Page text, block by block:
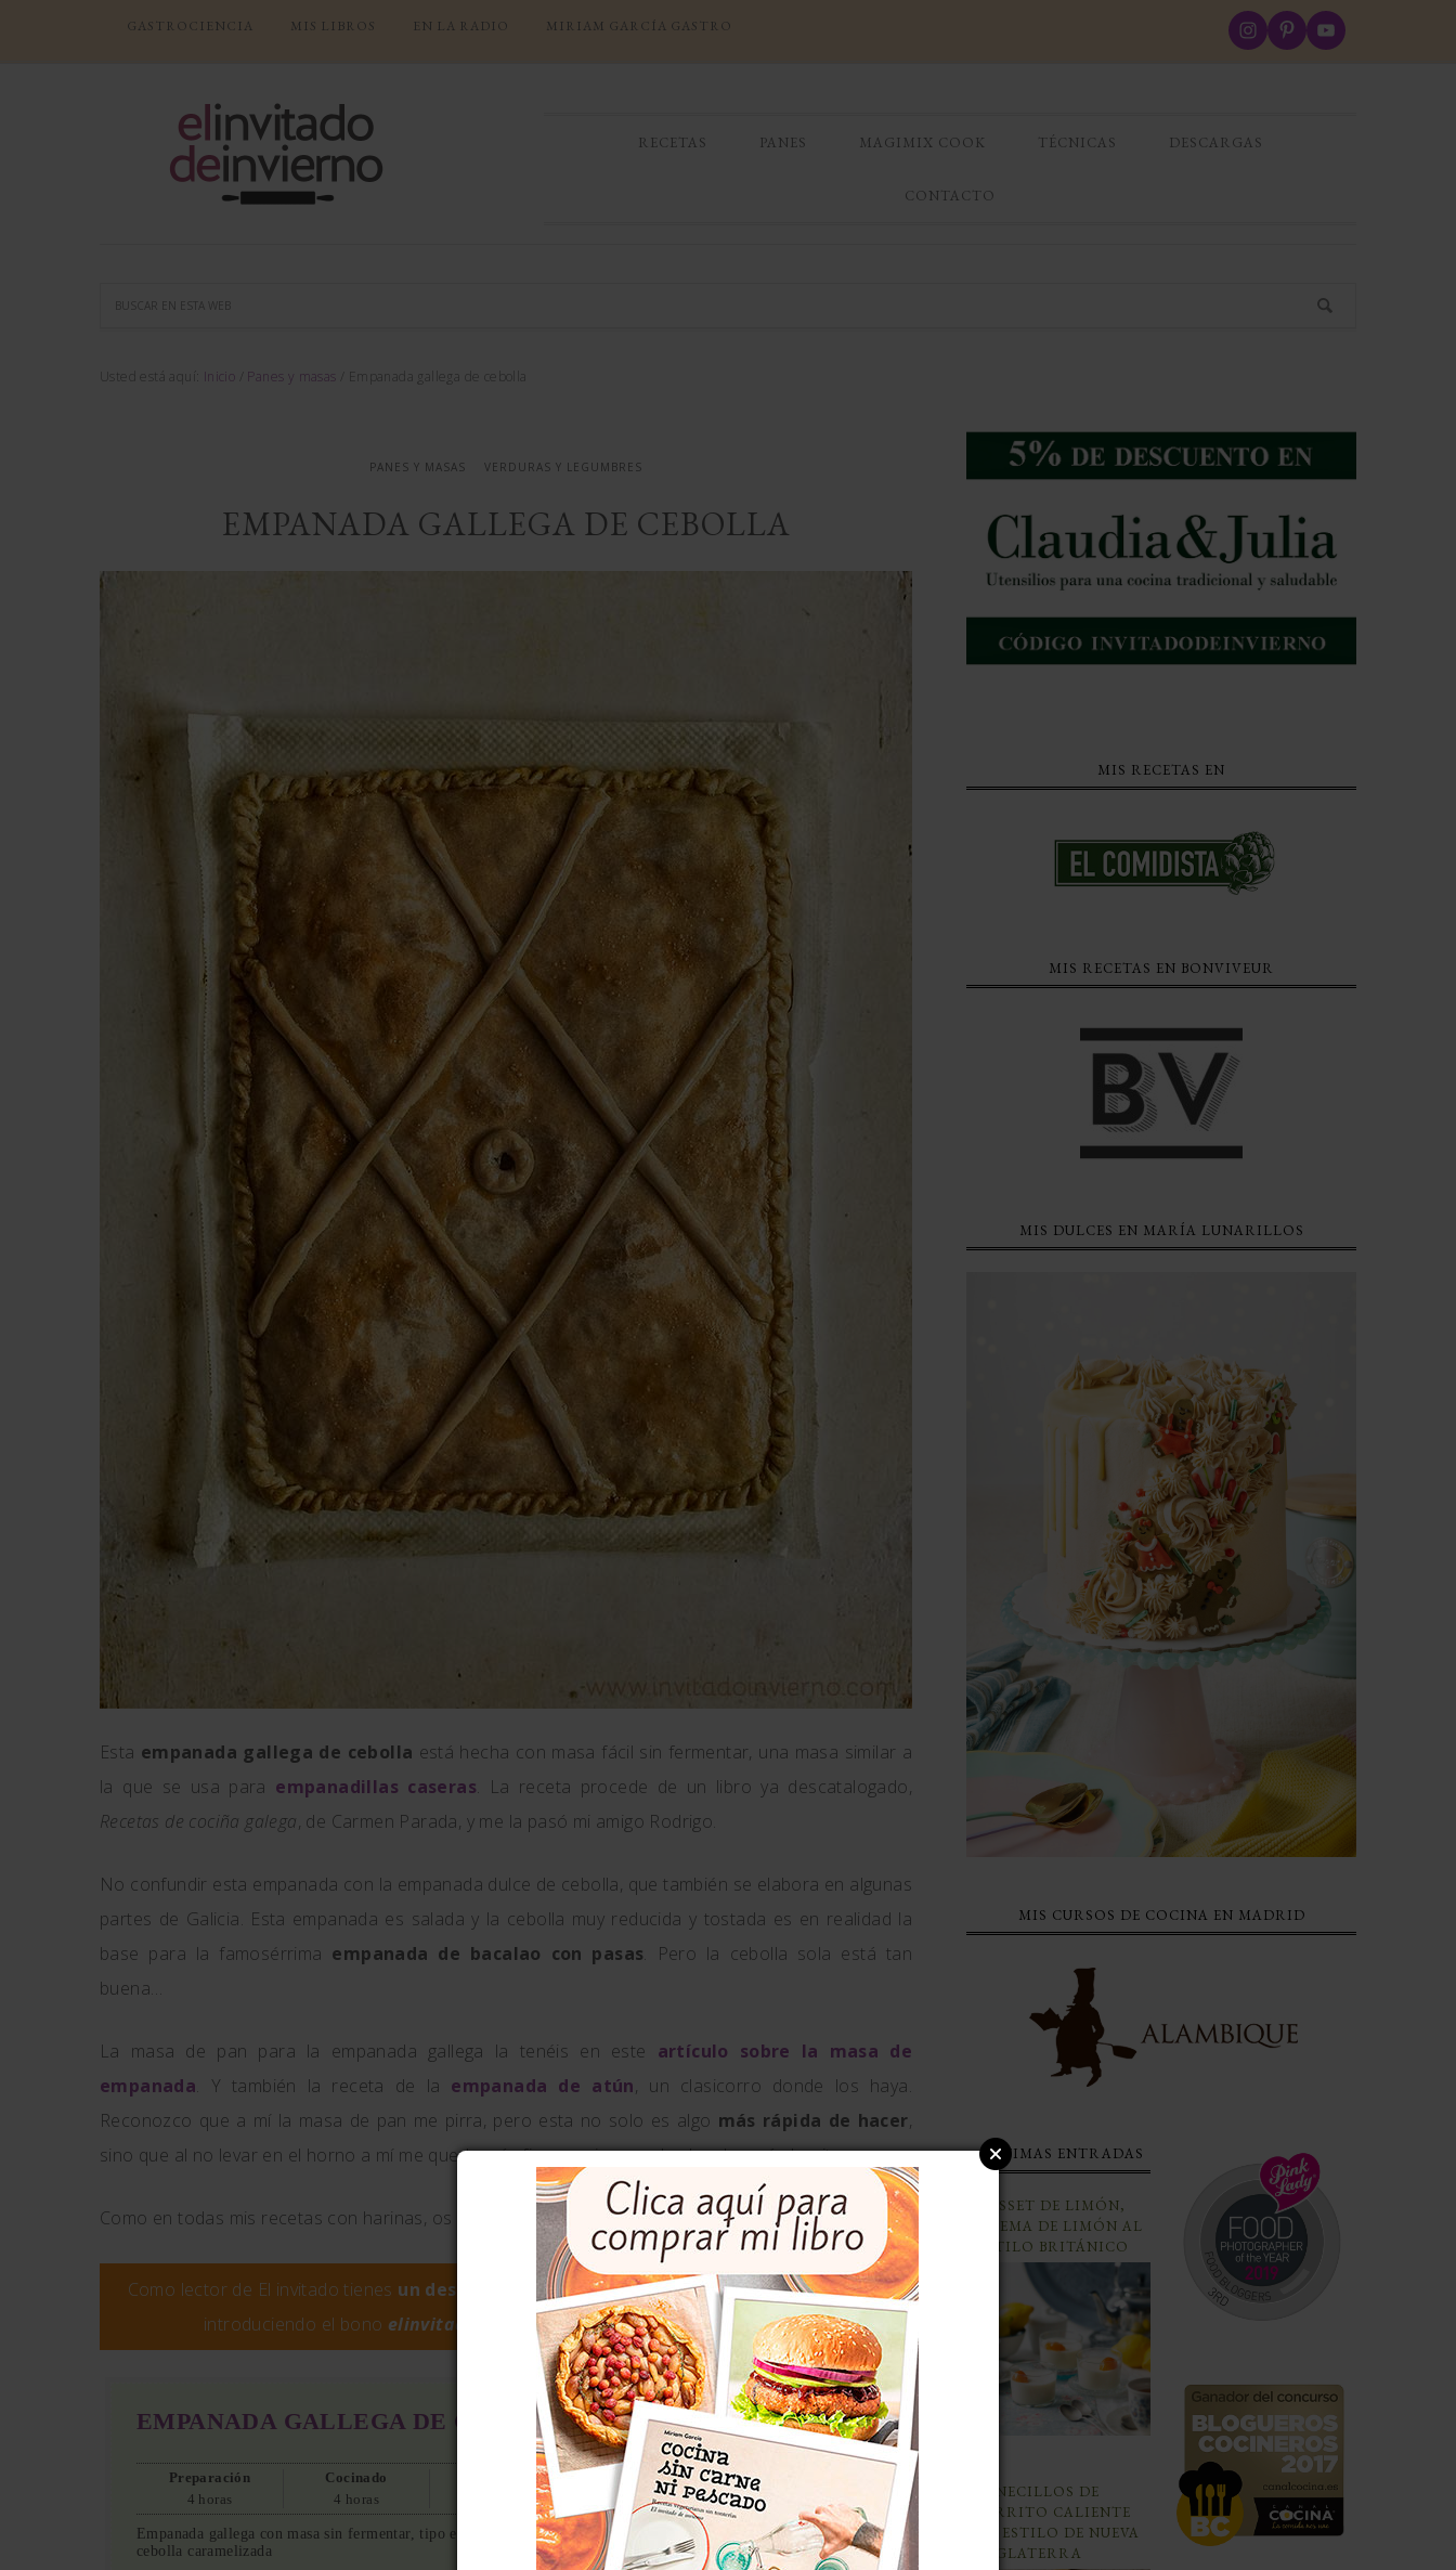
GASTROCIENCIA MIS LIBROS EN LA RADIO MIRIAM GARCÍA GASTRO
RECETAS PANES MAGIMIX COOK TÉCNICAS DESCARGAS
CONTACTO
Usted está aquí: Inicio Panes y masas Empanada gallega de cebolla
PANES Y MASAS VERDURAS Y LEGUMBRES
EMPANADA GALLEGA DE CEBOLLA
Esta empanada gallega de cebolla está hecha con masa fácil sin fermentar, una masa similar a
la que se usa para empanadillas caseras. La receta procede de un libro ya descatalogado,
Recetas de cociña galega, de Carmen Parada, y me la pasó mi amigo Rodrigo.
No confundir esta empanada con la empanada dulce de cebolla, que también se elabora en algunas
partes de Galicia. Esta empanada es salada y la cebolla muy reducida y tostada es en realidad la
base para la famosérrima empanada de bacalao con pasas. Pero la cebolla sola está tan
buena…
La masa de pan para la empanada gallega la tenéis en este artículo sobre la masa de
empanada. Y también la receta de la empanada de atún, un clasicorro donde los haya.
Reconozco que a mí la masa de pan me pirra, pero esta no solo es algo más rápida de hacer,
sino que al no levar en el horno a mí me queda más fina y mejor, con los bordes más bonitos.
Como en todas mis recetas con harinas, os recuerdo siempre:
Como lector de El invitado tienes un descuento del 5% en tus compras en El Amasadero
introduciendo el bono elinvitadodeinviernoen elcarrito de la compra.
5.0from5reviews
EMPANADA GALLEGA DE CEBOLLA
Preparación
4 horas
Cocinado
4 horas
Empanada gallega con masa sin fermentar, tipo empanadilla, y relleno de
cebolla caramelizada
MIS RECETAS EN
MIS RECETAS EN BONVIVEUR
MIS DULCES EN MARÍA LUNARILLOS
MIS CURSOS DE COCINA EN MADRID
ÚLTIMAS ENTRADAS
POSSET DE LIMÓN,
CREMA DE LIMÓN AL
ESTILO BRITÁNICO
PANECILLOS DE
PERRITO CALIENTE
AL ESTILO DE NUEVA
INGLATERRA